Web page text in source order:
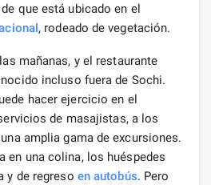
que está ubicado en el
, rodeado de vegetación.
mañanas, y el restaurante
incluso fuera de Sochi.
hacer ejercicio en el
de masajistas, a los
amplia gama de excursiones.
en una colina, los huéspedes
y de regreso en autobús. Pero